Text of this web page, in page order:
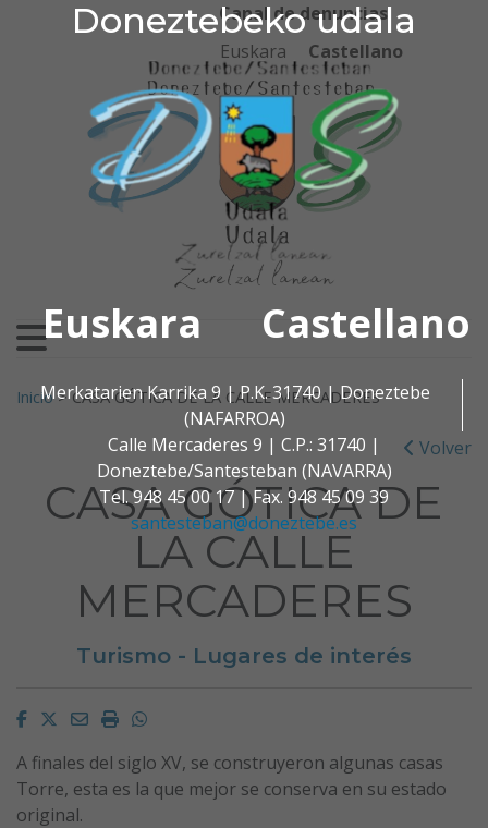
Doneztebeko udala
Euskara Castellano
Merkatarien Karrika 9 | P.K. 31740 | Doneztebe
(NAFARROA)
Calle Mercaderes 9 | C.P.: 31740 |
Doneztebe/Santesteban (NAVARRA)
Tel. 948 45 00 17 | Fax. 948 45 09 39
santesteban@doneztebe.es
Ir al contenido
Doneztebeko udala
Canal de denuncias
Euskara
Castellano
Buscar:
Inicio>CASA GÓTICA DE LA CALLE MERCADERES
Volver
CASA GÓTICA DE
LA CALLE
MERCADERES
Turismo - Lugares de interés
Facebook
Twitter
EmailImprimirWhatsapp
A finales del siglo XV, se construyeron algunas casas
Torre, esta es la que mejor se conserva en su estado
original.